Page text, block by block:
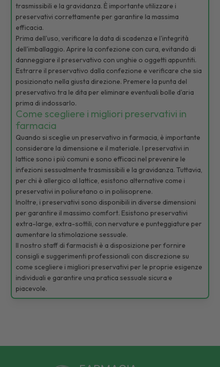
trasmissibili e la gravidanza. È importante utilizzare i
preservativi correttamente per garantire la massima
efficacia.
Prima dell'uso, verificare la data di scadenza e l'integrità
dell'imballaggio. Aprire la confezione con cura, evitando di
danneggiare il preservativo con unghie o oggetti appuntiti.
Estrarre il preservativo dalla confezione e verificare che sia
posizionato nella giusta direzione. Premere la punta del
preservativo tra le dita per eliminare eventuali bolle d'aria
prima di indossarlo.
Come scegliere i migliori preservativi in
farmacia
Quando si sceglie un preservativo in farmacia, è importante
considerare la dimensione e il materiale. I preservativi in
lattice sono i più comuni e sono efficaci nel prevenire le
infezioni sessualmente trasmissibili e la gravidanza. Tuttavia,
per chi è allergico al lattice, esistono alternative come i
preservativi in poliuretano o in poliisoprene.
Inoltre, i preservativi sono disponibili in diverse dimensioni
per garantire il massimo comfort. Esistono preservativi
extra-large, extra-sottili, con nervature e punteggiature per
aumentare la stimolazione sessuale.
Il nostro staff di farmacisti è a disposizione per fornire
consigli e suggerimenti professionali con discrezione su
come scegliere i migliori preservativi per le proprie esigenze
individuali e garantire una pratica sessuale sicura e
piacevole.